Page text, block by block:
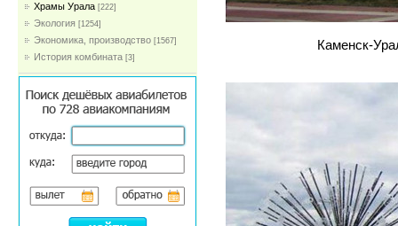
Храмы Урала [222]
Экология [1254]
Экономика, производство [1567]
История комбината [3]
Каменск-